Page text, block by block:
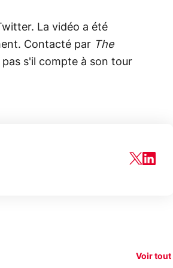
La vidéo a été
Contacté par The
s'il compte à son tour
Voir tout